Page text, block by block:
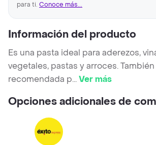
para ti. Conoce más...
Información del producto
Es una pasta ideal para aderezos,
vegetales, pastas y arroces.
recomendada p...Ver más
Opciones adicionales de